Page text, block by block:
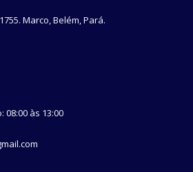
Marco, Belém, Pará.
às 13:00